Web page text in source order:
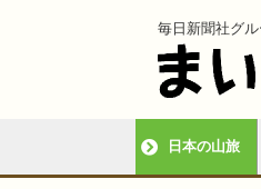
毎日新聞社グ
日本の山旅